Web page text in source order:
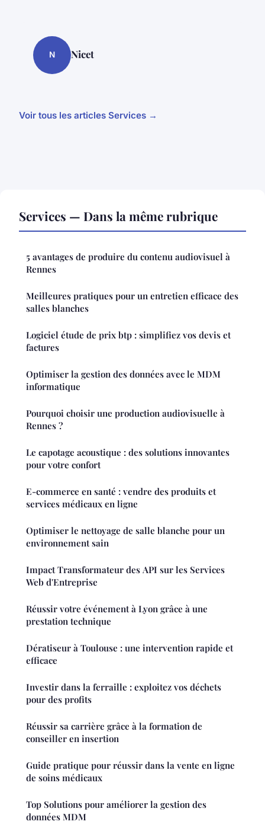
N Nicet
Voir tous les articles Services →
Services — Dans la même rubrique
5 avantages de produire du contenu audiovisuel à
Rennes
Meilleures pratiques pour un entretien efficace des
salles blanches
Logiciel étude de prix btp : simplifiez vos devis et
factures
Optimiser la gestion des données avec le MDM
informatique
Pourquoi choisir une production audiovisuelle à
Rennes ?
Le capotage acoustique : des solutions innovantes
pour votre confort
E-commerce en santé : vendre des produits et
services médicaux en ligne
Optimiser le nettoyage de salle blanche pour un
environnement sain
Impact Transformateur des API sur les Services
Web d'Entreprise
Réussir votre événement à Lyon grâce à une
prestation technique
Dératiseur à Toulouse : une intervention rapide et
efficace
Investir dans la ferraille : exploitez vos déchets
pour des profits
Réussir sa carrière grâce à la formation de
conseiller en insertion
Guide pratique pour réussir dans la vente en ligne
de soins médicaux
Top Solutions pour améliorer la gestion des
données MDM